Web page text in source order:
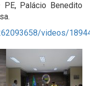
Palácio Benedito
videos/